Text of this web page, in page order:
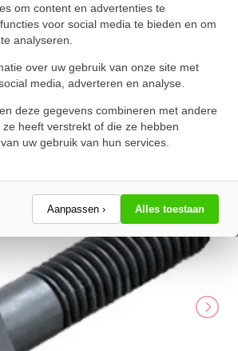
om content en advertenties te
voor social media te bieden en om
analyseren.
over uw gebruik van onze site met
media, adverteren en analyse.
deze gegevens combineren met andere
heeft verstrekt of die ze hebben
uw gebruik van hun services.
Aanpassen › Alles toestaan
Deeldraad DIN
10.9
Schrijf een review!